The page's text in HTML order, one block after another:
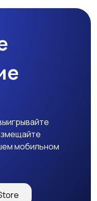
мобильном